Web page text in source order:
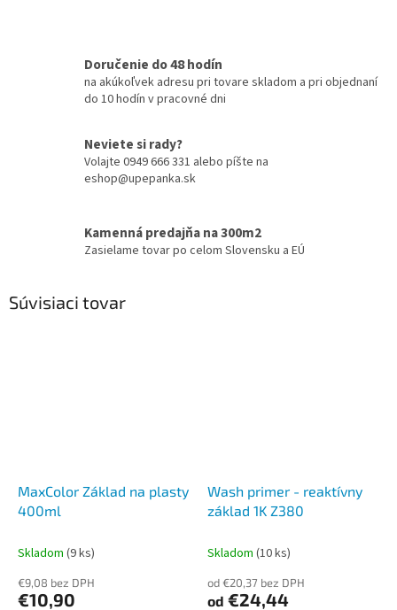
Doručenie do 48 hodín
na akúkoľvek adresu pri tovare skladom a pri objednaní
do 10 hodín v pracovné dni
Neviete si rady?
Volajte 0949 666 331 alebo píšte na
eshop@upepanka.sk
Kamenná predajňa na 300m2
Zasielame tovar po celom Slovensku a EÚ
Súvisiaci tovar
MaxColor Základ na plasty
400ml
Skladom (9 ks)
€9,08 bez DPH
€10,90
Wash primer - reaktívny
základ 1K Z380
Skladom (10 ks)
od €20,37 bez DPH
od €24,44